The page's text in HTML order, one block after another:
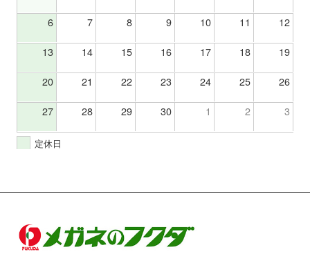
6 7 8 9 10 11 12
13 14 15 16 17 18 19
20 21 22 23 24 25 26
27 28 29 30 1 2 3
定休日